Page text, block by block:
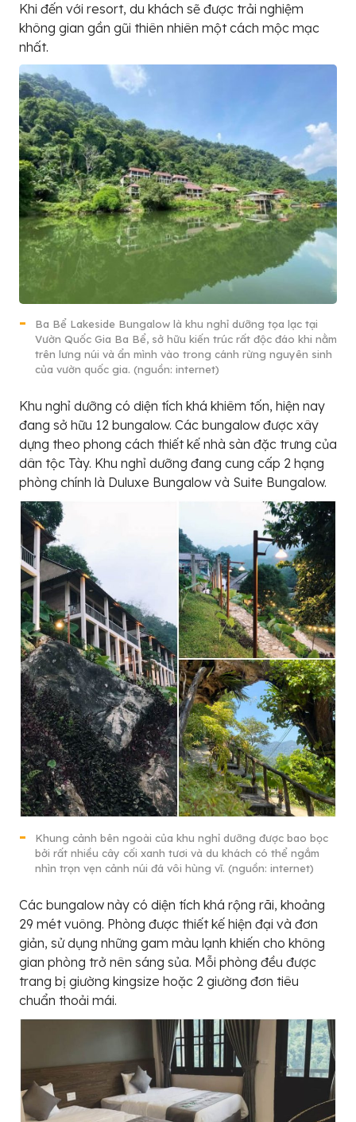
Khi đến với resort, du khách sẽ được trải nghiệm
không gian gần gũi thiên nhiên một cách mộc mạc
nhất.
Ba Bể Lakeside Bungalow là khu nghỉ dưỡng tọa lạc tại
Vườn Quốc Gia Ba Bể, sở hữu kiến trúc rất độc đáo khi nằm
trên lưng núi và ẩn mình vào trong cánh rừng nguyên sinh
của vườn quốc gia. (nguồn: internet)
Khu nghỉ dưỡng có diện tích khá khiêm tốn, hiện nay
đang sở hữu 12 bungalow. Các bungalow được xây
dựng theo phong cách thiết kế nhà sàn đặc trưng của
dân tộc Tày. Khu nghỉ dưỡng đang cung cấp 2 hạng
phòng chính là Duluxe Bungalow và Suite Bungalow.
Khung cảnh bên ngoài của khu nghỉ dưỡng được bao bọc
bởi rất nhiều cây cối xanh tươi và du khách có thể ngắm
nhìn trọn vẹn cảnh núi đá vôi hùng vĩ. (nguồn: internet)
Các bungalow này có diện tích khá rộng rãi, khoảng
29 mét vuông. Phòng được thiết kế hiện đại và đơn
giản, sử dụng những gam màu lạnh khiến cho không
gian phòng trở nên sáng sủa. Mỗi phòng đều được
trang bị giường kingsize hoặc 2 giường đơn tiêu
chuẩn thoải mái.